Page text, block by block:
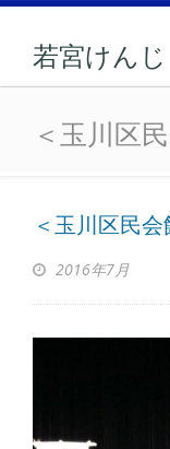
若宮けんじ
＜玉川区
＜玉川区
＜玉川区民会
2016年7月